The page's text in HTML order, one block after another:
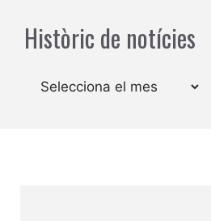
Històric de notícies
Arxius